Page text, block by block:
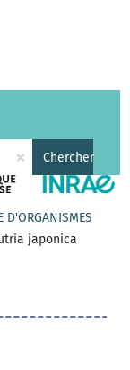
× Chercher
D'ORGANISMES
japonica